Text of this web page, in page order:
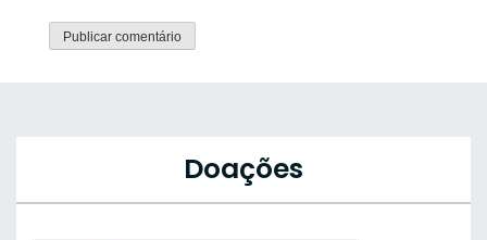
Doações